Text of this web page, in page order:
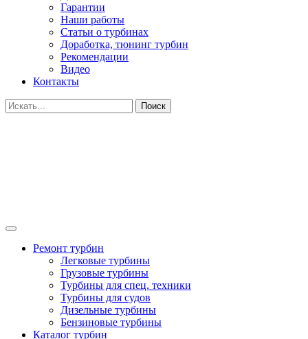
Гарантии
Наши работы
Статьи о турбинах
Доработка, тюнинг турбин
Рекомендации
Видео
Контакты
Поиск
Ремонт турбин
Легковые турбины
Грузовые турбины
Турбины для спец. техники
Турбины для судов
Дизельные турбины
Бензиновые турбины
Каталог турбин